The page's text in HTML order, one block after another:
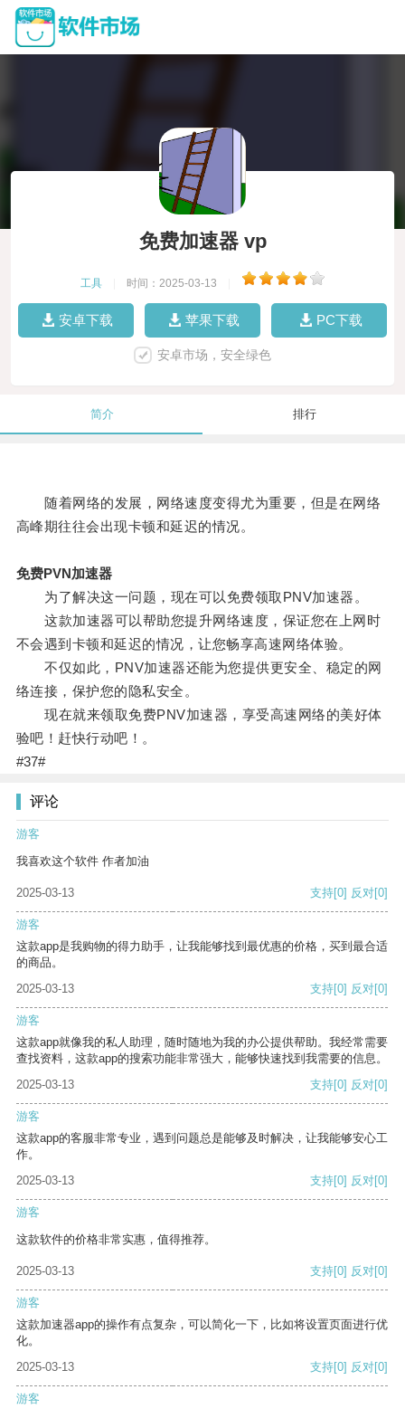
免费加速器 vp
工具 时间：2025-03-13
安卓下载 苹果下载 PC下载
安卓市场，安全绿色
简介 排行
随着网络的发展，网络速度变得尤为重要，但是在网络
高峰期往往会出现卡顿和延迟的情况。
免费PVN加速器
为了解决这一问题，现在可以免费领取PNV加速器。
这款加速器可以帮助您提升网络速度，保证您在上网时
不会遇到卡顿和延迟的情况，让您畅享高速网络体验。
不仅如此，PNV加速器还能为您提供更安全、稳定的网
络连接，保护您的隐私安全。
现在就来领取免费PNV加速器，享受高速网络的美好体
验吧！赶快行动吧！。
#37#
评论
游客
我喜欢这个软件 作者加油
2025-03-13 支持[0] 反对[0]
游客
这款app是我购物的得力助手，让我能够找到最优惠的价格，买到最合适
的商品。
2025-03-13
支持[0] 反对[0]
游客
这款app就像我的私人助理，随时随地为我的办公提供帮助。我经常需要
查找资料，这款app的搜索功能非常强大，能够快速找到我需要的信息。
2025-03-13
支持[0] 反对[0]
游客
这款app的客服非常专业，遇到问题总是能够及时解决，让我能够安心工
作。
2025-03-13
支持[0] 反对[0]
游客
这款软件的价格非常实惠，值得推荐。
2025-03-13 支持[0] 反对[0]
游客
这款加速器app的操作有点复杂，可以简化一下，比如将设置页面进行优
化。
2025-03-13
支持[0] 反对[0]
游客